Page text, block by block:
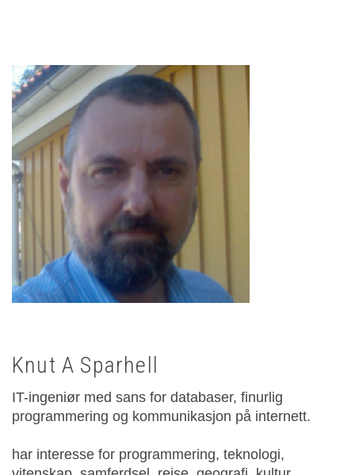
Knut A Sparhell
IT-ingeniør med sans for databaser, finurlig
programmering og kommunikasjon på internett.
har interesse for programmering, teknologi,